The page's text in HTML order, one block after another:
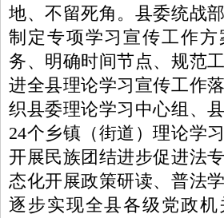
地、不留死角。县委统战
制定专项学习宣传工作
务、明确时间节点、规范
进全县理论学习宣传工作
织县委理论学习中心组、
24个乡镇（街道）理论学
开展民族团结进步促进法
态化开展政策研读、普法
逐步实现全县各级党政